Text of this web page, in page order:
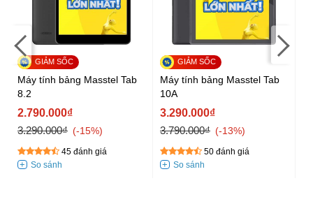
Máy tính bảng Masstel Tab
8.2
2.790.000₫
3.290.000₫
-15%
45 đánh giá
Máy tính bảng Masstel Tab
10A
3.290.000₫
3.790.000₫
-13%
50 đánh giá